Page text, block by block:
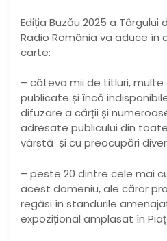
Ediția Buzău 2025 a
Radio România va aduce în
carte:
– câteva mii de titluri,
publicate și încă
difuzare a cărții și
adresate publicului din
vârstă și cu preocupări
– peste 20 dintre cele mai
acest domeniu, ale căror
regăsi în standurile
expozițional amplasat în